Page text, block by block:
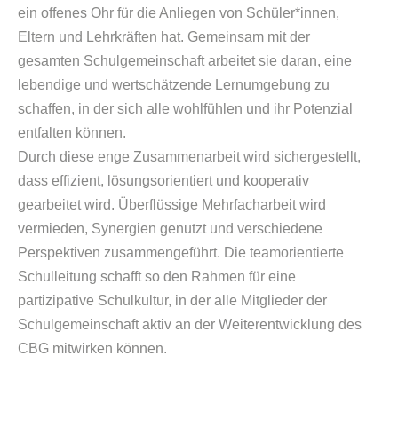
ein offenes Ohr für die Anliegen von Schüler*innen,
Eltern und Lehrkräften hat. Gemeinsam mit der
gesamten Schulgemeinschaft arbeitet sie daran, eine
lebendige und wertschätzende Lernumgebung zu
schaffen, in der sich alle wohlfühlen und ihr Potenzial
entfalten können.
Durch diese enge Zusammenarbeit wird sichergestellt,
dass effizient, lösungsorientiert und kooperativ
gearbeitet wird. Überflüssige Mehrfacharbeit wird
vermieden, Synergien genutzt und verschiedene
Perspektiven zusammengeführt. Die teamorientierte
Schulleitung schafft so den Rahmen für eine
partizipative Schulkultur, in der alle Mitglieder der
Schulgemeinschaft aktiv an der Weiterentwicklung des
CBG mitwirken können.